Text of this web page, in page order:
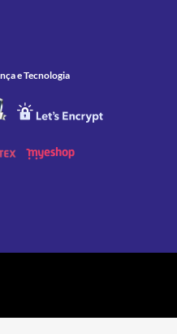
e Tecnologia
|